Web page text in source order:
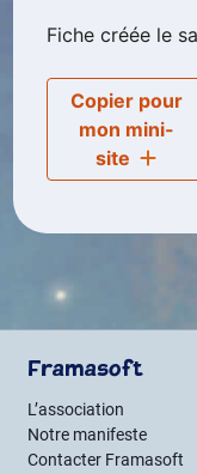
Fiche créée le
Copier pour
mon mini-
site
Framasoft
L’association
Notre manifeste
Contacter Framasoft